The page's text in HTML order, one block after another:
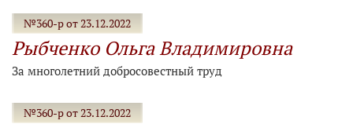
№360-р от 23.12.2022
Рыбченко Ольга Владимировна
За многолетний добросовестный труд
№360-р от 23.12.2022